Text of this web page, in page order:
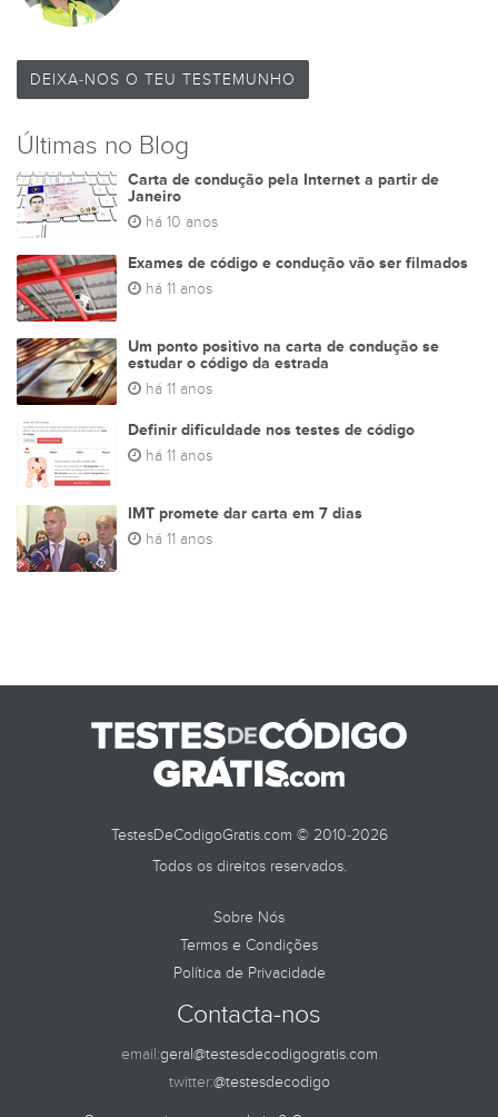
DEIXA-NOS O TEU TESTEMUNHO
Últimas no Blog
Carta de condução pela Internet a partir de
Janeiro
há 10 anos
Exames de código e condução vão ser filmados
há 11 anos
Um ponto positivo na carta de condução se
estudar o código da estrada
há 11 anos
Definir dificuldade nos testes de código
há 11 anos
IMT promete dar carta em 7 dias
há 11 anos
TestesDeCodigoGratis.com © 2010-2026
Todos os direitos reservados.
Sobre Nós
Termos e Condições
Política de Privacidade
Contacta-nos
email:geral@testesdecodigogratis.com
twitter:@testesdecodigo